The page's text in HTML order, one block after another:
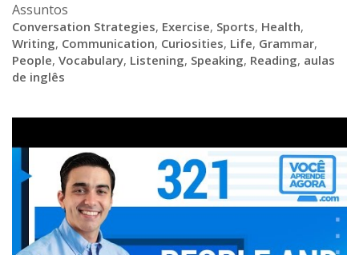
Assuntos
Conversation Strategies, Exercise, Sports, Health,
Writing, Communication, Curiosities, Life, Grammar,
People, Vocabulary, Listening, Speaking, Reading, aulas
de inglês